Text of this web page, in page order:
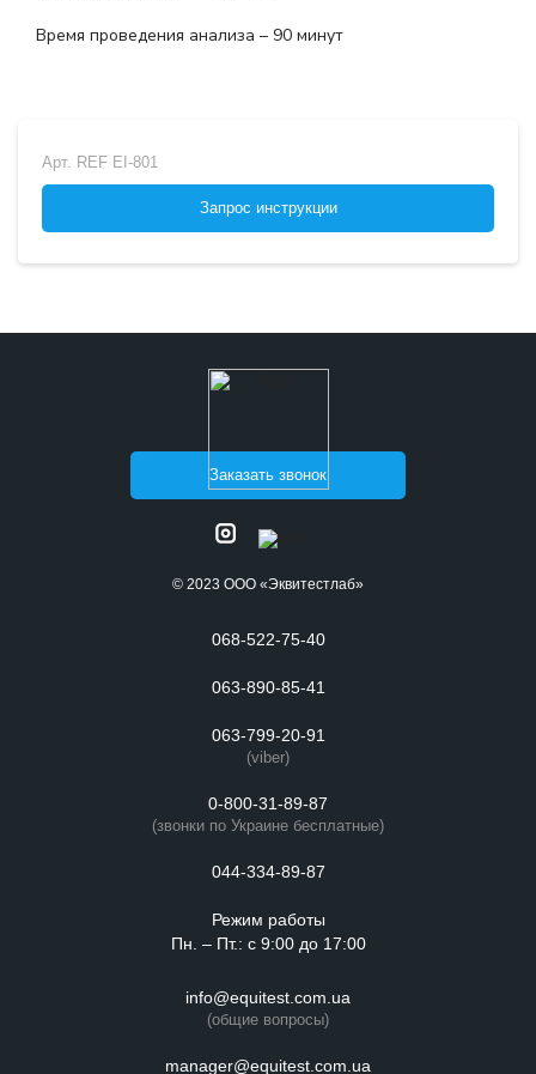
Время проведения анализа – 90 минут
Арт. REF EI-801
Запрос инструкции
Заказать звонок
© 2023 ООО «Эквитестлаб»
068-522-75-40
063-890-85-41
063-799-20-91
(viber)
0-800-31-89-87
(звонки по Украине бесплатные)
044-334-89-87
Режим работы
Пн. – Пт.: с 9:00 до 17:00
info@equitest.com.ua
(общие вопросы)
manager@equitest.com.ua